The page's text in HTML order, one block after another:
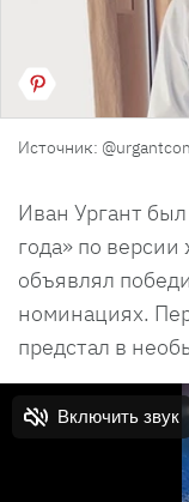
Источник:
Иван Ургант
года» по
объявлял
номинациях.
предстал в